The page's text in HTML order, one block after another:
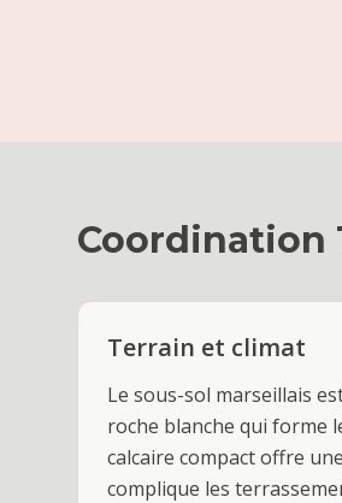
Coordination
Terrain et climat
Le sous-sol marseillais
roche blanche qui forme
calcaire compact offre
complique les